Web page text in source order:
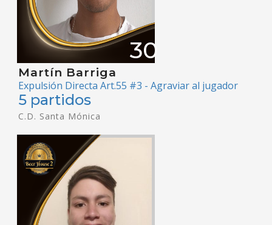
30
Martín Barriga
Expulsión Directa Art.55 #3 - Agraviar al jugador
5 partidos
C.D. Santa Mónica